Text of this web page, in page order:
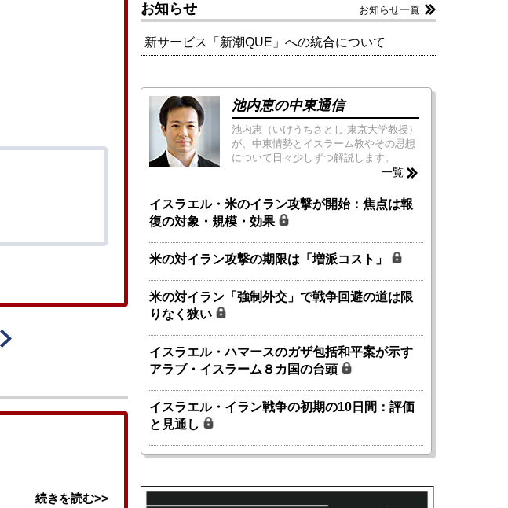
続きを読む>>
お知らせ お知らせ一覧
新サービス「新潮QUE」への統合について
池内恵の中東通信
池内恵（いけうちさとし 東京大学教授）
が、中東情勢とイスラーム教やその思想
について日々少しずつ解説します。
一覧
イスラエル・米のイラン攻撃が開始：焦点は報
復の対象・規模・効果
米の対イラン攻撃の期限は「増派コスト」
米の対イラン「強制外交」で戦争回避の道は限
りなく狭い
イスラエル・ハマースのガザ包括和平案が示す
アラブ・イスラーム８カ国の台頭
イスラエル・イラン戦争の初期の10日間：評価
と見通し